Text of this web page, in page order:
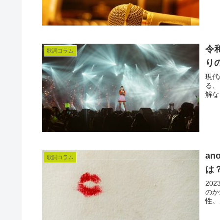
歌詞コラム
令
り
現
る
解
歌詞コラム
は
の
性